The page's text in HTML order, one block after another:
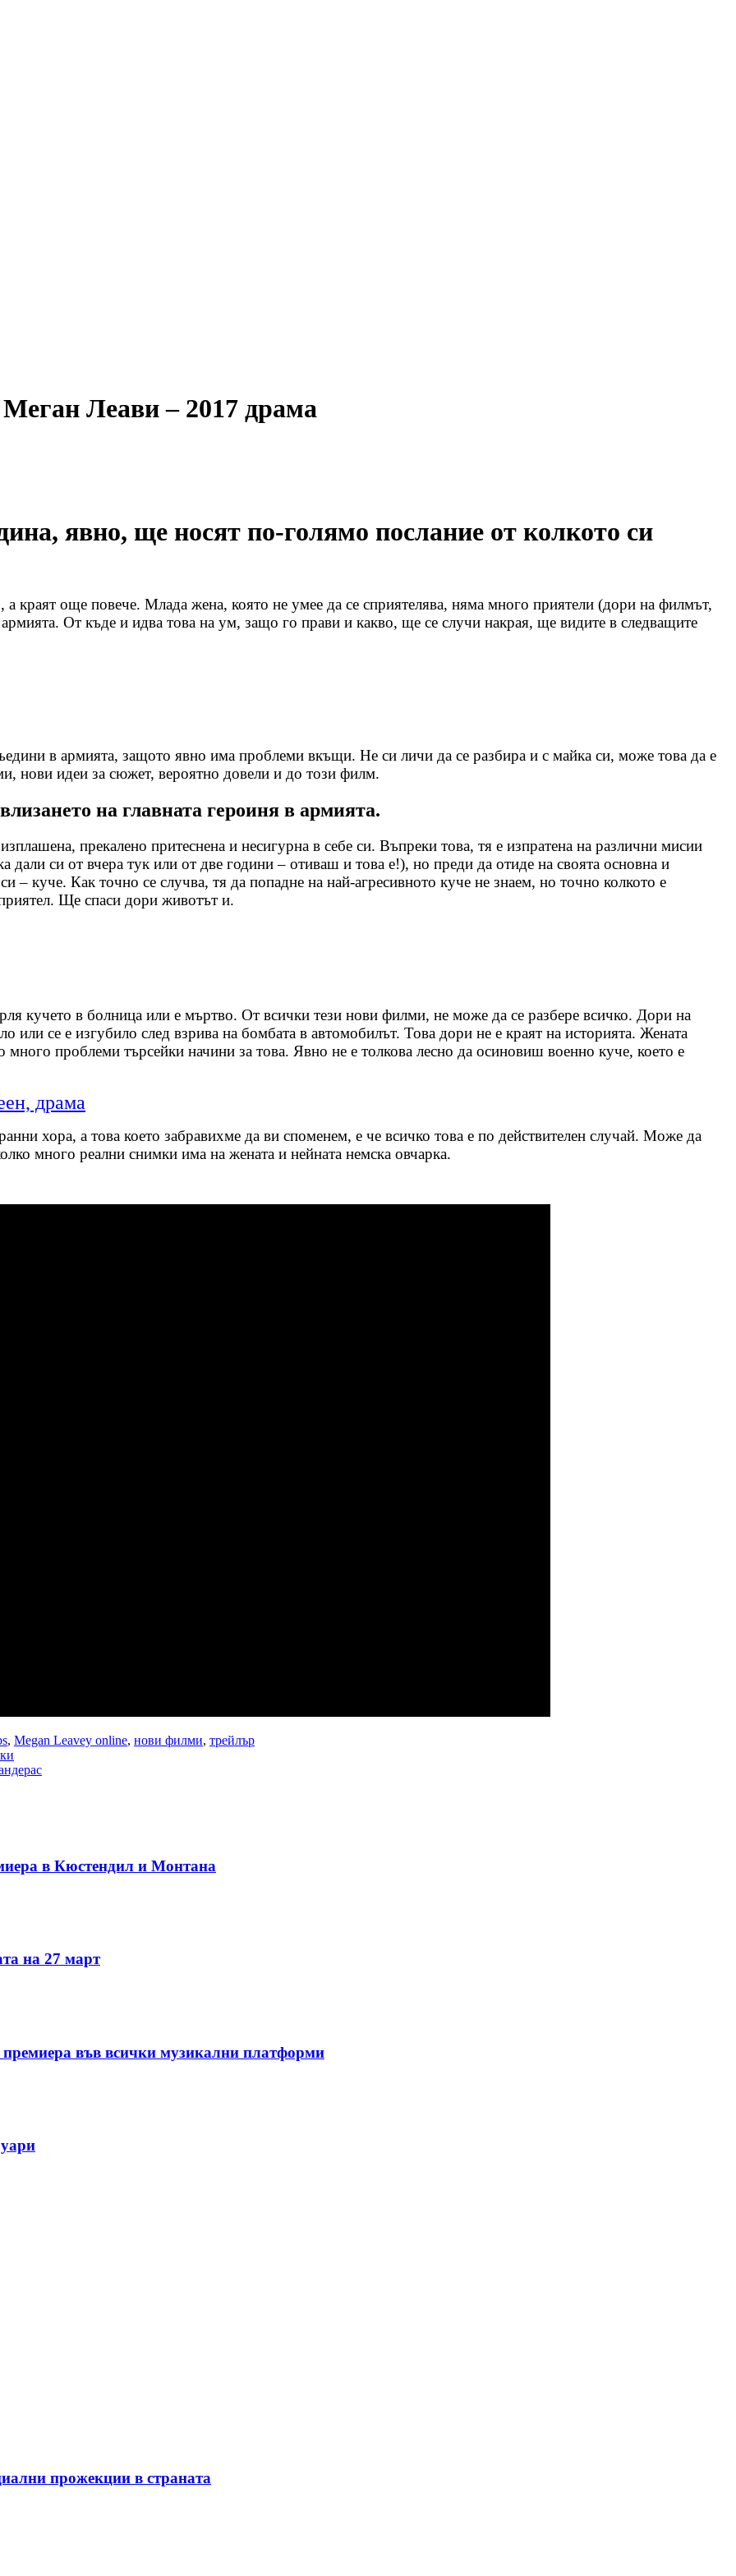
Леави – 2017 драма
явно, ще носят по-голямо послание от колкото си
краят още повече. Млада жена, която не умее да се сприятелява, няма много приятели (дори на филмът,
От къде и идва това на ум, защо го прави и какво, ще се случи накрая, ще видите в следващите
в армията, защото явно има проблеми вкъщи. Не си личи да се разбира и с майка си, може това да е
нови идеи за сюжет, вероятно довели и до този филм.
на главната героиня в армията.
прекалено притеснена и несигурна в себе си. Въпреки това, тя е изпратена на различни мисии
си от вчера тук или от две години – отиваш и това е!), но преди да отиде на своята основна и
– куче. Как точно се случва, тя да попадне на най-агресивното куче не знаем, но точно колкото е
Ще спаси дори животът и.
кучето в болница или е мъртво. От всички тези нови филми, не може да се разбере всичко. Дори на
или се е изгубило след взрива на бомбата в автомобилът. Това дори не е краят на историята. Жената
проблеми търсейки начини за това. Явно не е толкова лесно да осиновиш военно куче, което е
драма
хора, а това което забравихме да ви споменем, е че всичко това е по действителен случай. Може да
много реални снимки има на жената и нейната немска овчарка.
, Megan Leavey online, нови филми, трейлър
в Кюстендил и Монтана
на 27 март
във всички музикални платформи
прожекции в страната